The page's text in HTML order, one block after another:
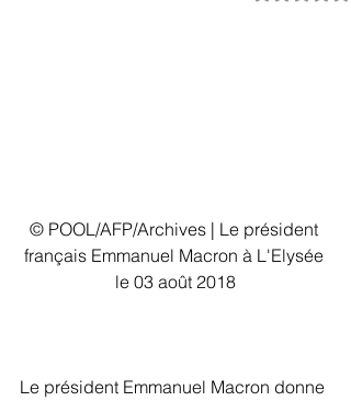
© POOL/AFP/Archives | Le président
français Emmanuel Macron à L'Elysée
le 03 août 2018
Le président Emmanuel Macron donne